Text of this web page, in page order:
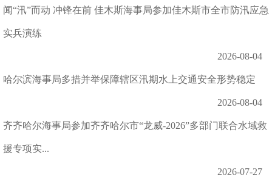
2026-08-04
闻“汛”而动 冲锋在前 佳木斯海事局参加佳木斯市全市防汛应急
实兵演练
2026-08-04
哈尔滨海事局多措并举保障辖区汛期水上交通安全形势稳定
2026-07-27
齐齐哈尔海事局参加齐齐哈尔市“龙威-2026”多部门联合水域救
援专项实...